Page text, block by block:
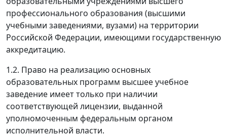
профессионального образования (высшими
учебными заведениями, вузами) на территории
Российской Федерации, имеющими государственную
аккредитацию.
1.2. Право на реализацию основных
образовательных программ высшее учебное
заведение имеет только при наличии
соответствующей лицензии, выданной
уполномоченным федеральным органом
исполнительной власти.